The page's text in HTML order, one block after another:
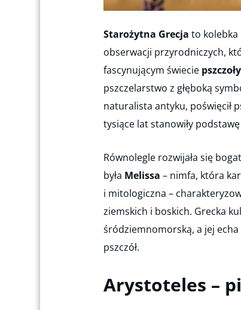
Starożytna Grecja to kolebka
obserwacji przyrodniczych,
fascynującym świecie pszczoły
pszczelarstwo z głęboką
naturalista antyku, poświęcił
tysiące lat stanowiły
Równolegle rozwijała się
była Melissa – nimfa, która
i mitologiczna –
ziemskich i boskich. Grecka
śródziemnomorską, a jej
pszczół.
Arystoteles –